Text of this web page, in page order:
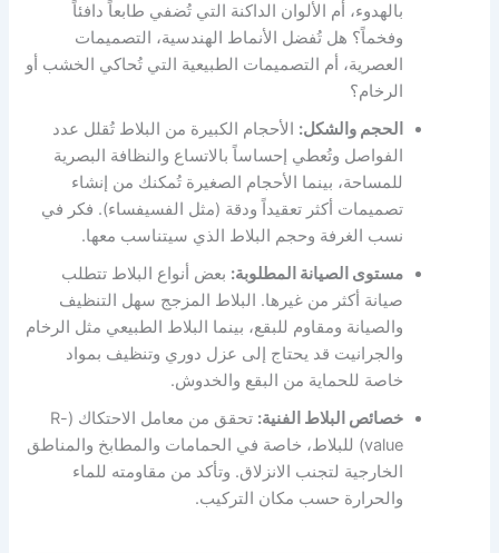
بالهدوء، أم الألوان الداكنة التي تُضفي طابعاً دافئاً
وفخماً؟ هل تُفضل الأنماط الهندسية، التصميمات
العصرية، أم التصميمات الطبيعية التي تُحاكي الخشب أو
الرخام؟
الحجم والشكل: الأحجام الكبيرة من البلاط تُقلل عدد
الفواصل وتُعطي إحساساً بالاتساع والنظافة البصرية
للمساحة، بينما الأحجام الصغيرة تُمكنك من إنشاء
تصميمات أكثر تعقيداً ودقة (مثل الفسيفساء). فكر في
نسب الغرفة وحجم البلاط الذي سيتناسب معها.
مستوى الصيانة المطلوبة: بعض أنواع البلاط تتطلب
صيانة أكثر من غيرها. البلاط المزجج سهل التنظيف
والصيانة ومقاوم للبقع، بينما البلاط الطبيعي مثل الرخام
والجرانيت قد يحتاج إلى عزل دوري وتنظيف بمواد
خاصة للحماية من البقع والخدوش.
خصائص البلاط الفنية:
تحقق من معامل الاحتكاك (R-
value) للبلاط، خاصة في الحمامات والمطابخ والمناطق
الخارجية لتجنب الانزلاق. وتأكد من مقاومته للماء
والحرارة حسب مكان التركيب.